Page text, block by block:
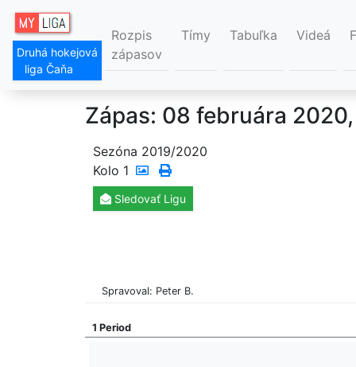
Druhá hokejová
liga Čaňa
Rozpis
zápasov
Tímy Tabuľka Videá
Zápas: 08 februára
Sezóna 2019/2020
Kolo 1
Sledovať Ligu
Spravoval: Peter B.
1 Period